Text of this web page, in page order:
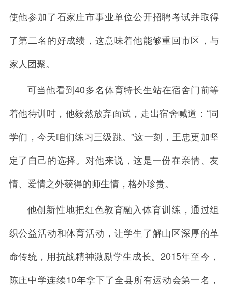
使他参加了石家庄市事业单位公开招聘考试并取得
了第二名的好成绩，这意味着他能够重回市区，与
家人团聚。
可当他看到40多名体育特长生站在宿舍门前等
着他待训时，他毅然放弃面试，走出宿舍喊道：“同
学们，今天咱们练习三级跳。”这一刻，王忠更加坚
定了自己的选择。对他来说，这是一份在亲情、友
情、爱情之外获得的师生情，格外珍贵。
他创新性地把红色教育融入体育训练，通过组
织公益活动和体育活动，让学生了解山区深厚的革
命传统，用抗战精神激励学生成长。2015年至今，
陈庄中学连续10年拿下了全县所有运动会第一名，